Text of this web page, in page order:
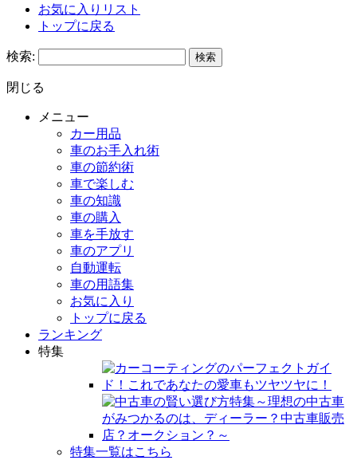
お気に入りリスト
トップに戻る
検索:
閉じる
メニュー
カー用品
車のお手入れ術
車の節約術
車で楽しむ
車の知識
車の購入
車を手放す
車のアプリ
自動運転
車の用語集
お気に入り
トップに戻る
ランキング
特集
特集一覧はこちら